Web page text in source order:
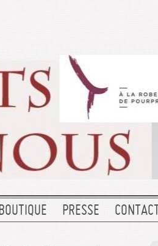
BOUTIQUE PRESSE CONTACT